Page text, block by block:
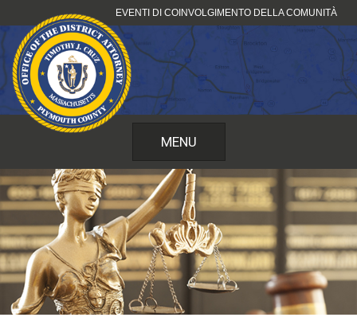
al
contenuto
EVENTI DI COINVOLGIMENTO DELLA COMUNITÀ
MENU